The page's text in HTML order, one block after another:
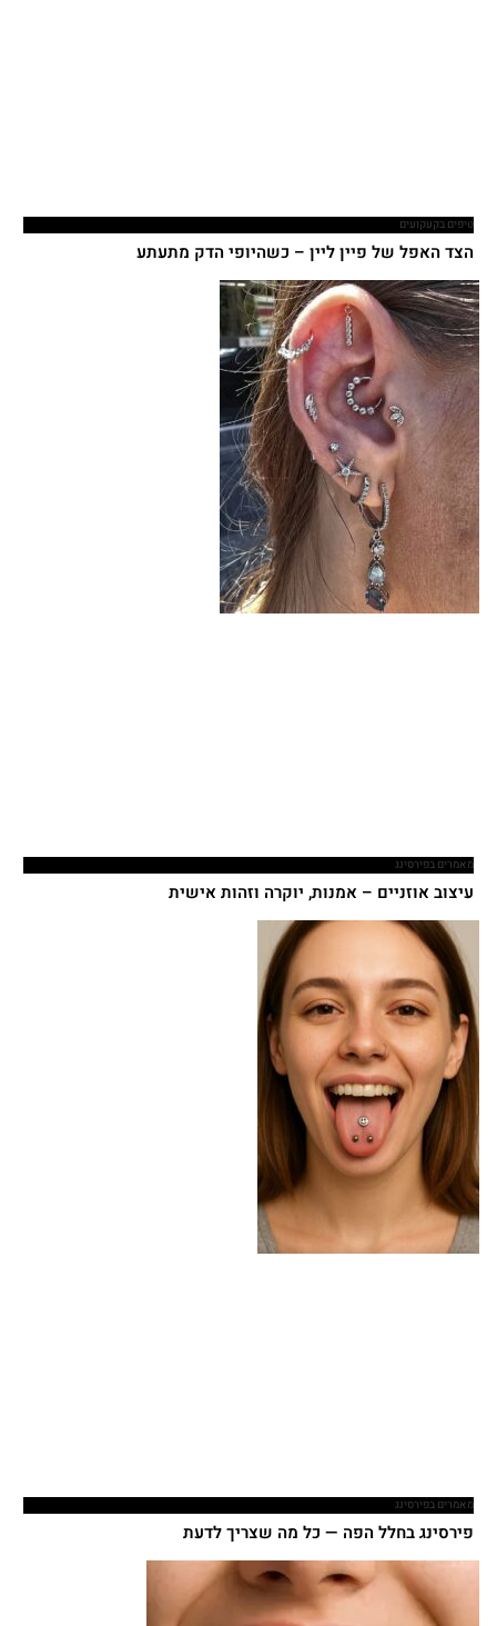
טיפים בקעקועים
הצד האפל של פיין ליין – כשהיופי הדק מתעתע
מאמרים בפירסינג
עיצוב אוזניים – אמנות, יוקרה וזהות אישית
מאמרים בפירסינג
פירסינג בחלל הפה — כל מה שצריך לדעת